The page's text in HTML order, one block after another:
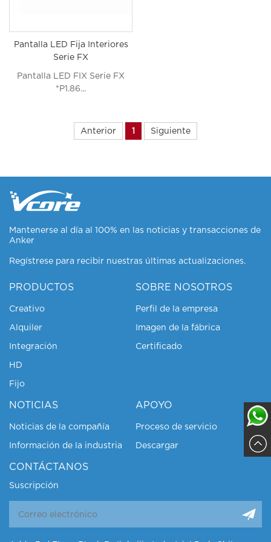
Pantalla LED Fija Interiores
Serie FX
Pantalla LED FIX Serie FX
*P1.86...
Anterior 1 Siguiente
Mantenerse al día al 100% en las noticias y transacciones de
Anker
Regístrese para recibir nuestras últimas actualizaciones.
PRODUCTOS
Creativo
Alquiler
Integración
HD
Fijo
SOBRE NOSOTROS
Perfil de la empresa
Imagen de la fábrica
Certificado
NOTICIAS
Noticias de la compañía
Información de la industria
APOYO
Proceso de servicio
Descargar
CONTÁCTANOS
Suscripción
Sajja